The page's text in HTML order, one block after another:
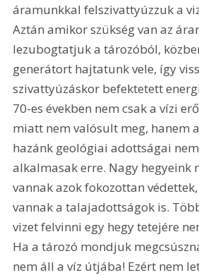
áramunkkal felszivattyúzzuk a
Aztán amikor szükség van az
lezubogtatjuk a tározóból,
generátort hajtatunk vele, így
szivattyúzáskor befektetett
70-es években nem csak a vízi
miatt nem valósult meg, hanem
hazánk geológiai adottságai
alkalmasak erre. Nagy hegyeink
vannak azok fokozottan
vannak a talajadottságok is.
vizet felvinni egy hegy tetejére
Ha a tározó mondjuk
nem áll a víz útjába! Ezért nem